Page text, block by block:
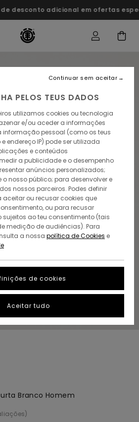
desconto adicional em ofertas
Branco Homem
PELOS TEUS DADOS
utilizamos cookies ou tecnologia
e/ou aceder a informações
informação pessoal (como os teus
endereço IP) pode ser utilizada
e conteúdos
a publicidade e o desempenho
anúncios personalizados;
nosso público; para desenvolver e
nossos parceiros. Podes definir
ou recusar cookies que
ou para recusar
sujeitos ao teu consentimento (tais
medição de audiências). Para
a nossa política de Cookies e
de cookies
Continuar sem aceitar
Aceitar tudo